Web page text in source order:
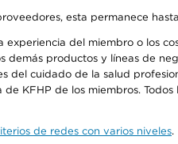
esta permanece
del miembro o los
demás productos y líneas de
del cuidado de la salud
KFHP de los miembros.
de redes con varios niveles.